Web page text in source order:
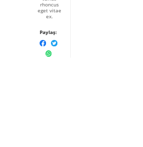
rhoncus
eget vitae
ex.
Paylaş: